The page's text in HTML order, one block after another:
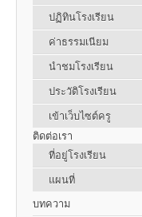
ปฏิทินโรงเรียน
ค่าธรรมเนียม
นำชมโรงเรียน
ประวัติโรงเรียน
เข้าเว็บไซต์ครู
ติดต่อเรา
ที่อยู่โรงเรียน
แผนที่
บทความ